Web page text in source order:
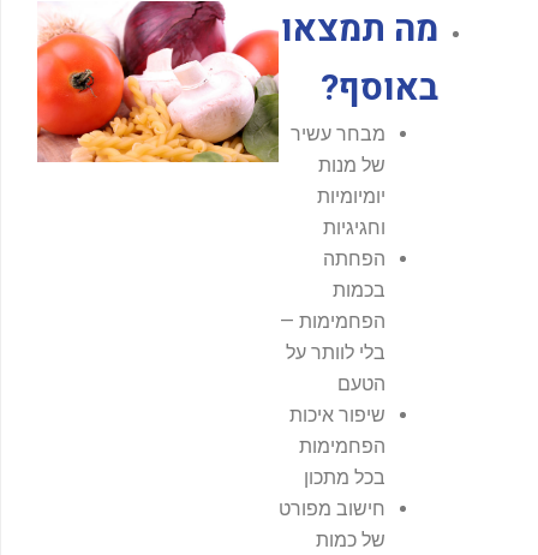
מה תמצאו
באוסף?
מבחר עשיר
של מנות
יומיומיות
וחגיגיות
הפחתה
בכמות
הפחמימות —
בלי לוותר על
הטעם
שיפור איכות
הפחמימות
בכל מתכון
חישוב מפורט
של כמות